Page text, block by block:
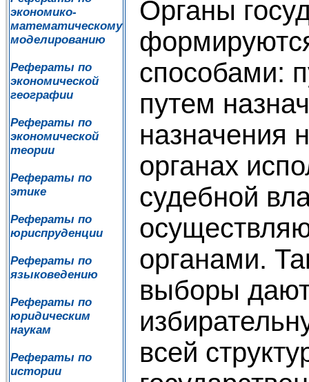
экономико-
математическому
моделированию
Рефераты по
экономической
географии
Рефераты по
экономической
теории
Рефераты по
этике
Рефераты по
юриспруденции
Рефераты по
языковедению
Рефераты по
юридическим
наукам
Рефераты по
истории
Органы
способами:
путем
назначения
органах
судебной
органами.
выборы
всей